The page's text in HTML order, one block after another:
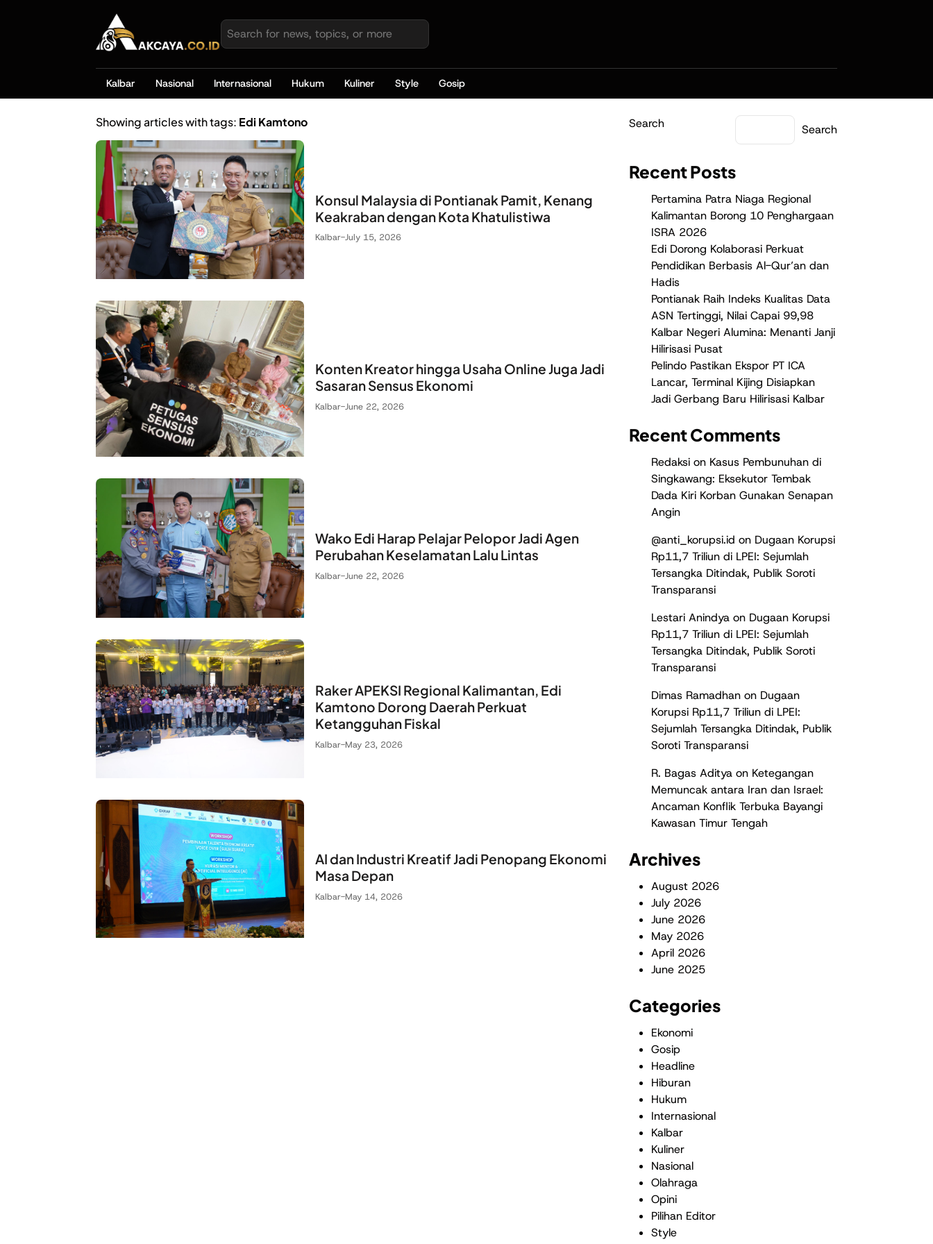
Kalbar Nasional Internasional Hukum Kuliner Style Gosip
Showing articles with tags: Edi Kamtono
Konsul Malaysia di Pontianak Pamit, Kenang
Keakraban dengan Kota Khatulistiwa
Kalbar-July 15, 2026
Konten Kreator hingga Usaha Online Juga Jadi
Sasaran Sensus Ekonomi
Kalbar-June 22, 2026
Wako Edi Harap Pelajar Pelopor Jadi Agen
Perubahan Keselamatan Lalu Lintas
Kalbar-June 22, 2026
Raker APEKSI Regional Kalimantan, Edi
Kamtono Dorong Daerah Perkuat
Ketangguhan Fiskal
Kalbar-May 23, 2026
AI dan Industri Kreatif Jadi Penopang Ekonomi
Masa Depan
Kalbar-May 14, 2026
Search Search
Recent Posts
Pertamina Patra Niaga Regional
Kalimantan Borong 10 Penghargaan
ISRA 2026
Edi Dorong Kolaborasi Perkuat
Pendidikan Berbasis Al-Qur’an dan
Hadis
Pontianak Raih Indeks Kualitas Data
ASN Tertinggi, Nilai Capai 99,98
Kalbar Negeri Alumina: Menanti Janji
Hilirisasi Pusat
Pelindo Pastikan Ekspor PT ICA
Lancar, Terminal Kijing Disiapkan
Jadi Gerbang Baru Hilirisasi Kalbar
Recent Comments
Redaksi on Kasus Pembunuhan di
Singkawang: Eksekutor Tembak
Dada Kiri Korban Gunakan Senapan
Angin
@anti_korupsi.id on Dugaan Korupsi
Rp11,7 Triliun di LPEI: Sejumlah
Tersangka Ditindak, Publik Soroti
Transparansi
Lestari Anindya on Dugaan Korupsi
Rp11,7 Triliun di LPEI: Sejumlah
Tersangka Ditindak, Publik Soroti
Transparansi
Dimas Ramadhan on Dugaan
Korupsi Rp11,7 Triliun di LPEI:
Sejumlah Tersangka Ditindak, Publik
Soroti Transparansi
R. Bagas Aditya on Ketegangan
Memuncak antara Iran dan Israel:
Ancaman Konflik Terbuka Bayangi
Kawasan Timur Tengah
Archives
August 2026
July 2026
June 2026
May 2026
April 2026
June 2025
Categories
Ekonomi
Gosip
Headline
Hiburan
Hukum
Internasional
Kalbar
Kuliner
Nasional
Olahraga
Opini
Pilihan Editor
Style